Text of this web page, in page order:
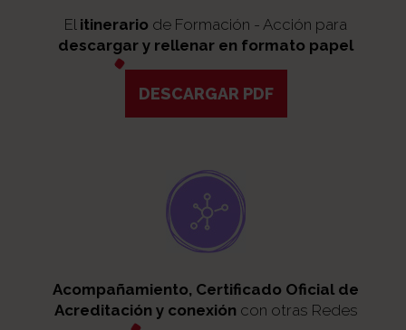
El itinerario de Formación - Acción para
descargar y rellenar en formato papel
DESCARGAR PDF
Acompañamiento, Certificado Oficial de
Acreditación y conexión con otras Redes